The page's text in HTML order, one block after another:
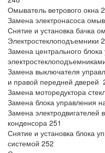
Омыватель ветрового окна
Замена электронасоса
Снятие и установка бачка
Электростеклоподъемники
Замена центрального
Замена выключателя
и правой передней дверей
Замена моторедуктора
Замена блока управления
Замена электродвигателей
конденсора 251
Снятие и установка блока
системой 252